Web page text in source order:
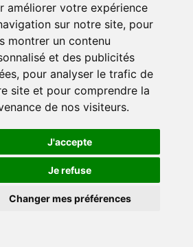
améliorer votre expérience
sur notre site, pour
montrer un contenu
et des publicités
pour analyser le trafic de
site et pour comprendre la
de nos visiteurs.
J'accepte
Je refuse
Changer mes préférences
vous
nous!